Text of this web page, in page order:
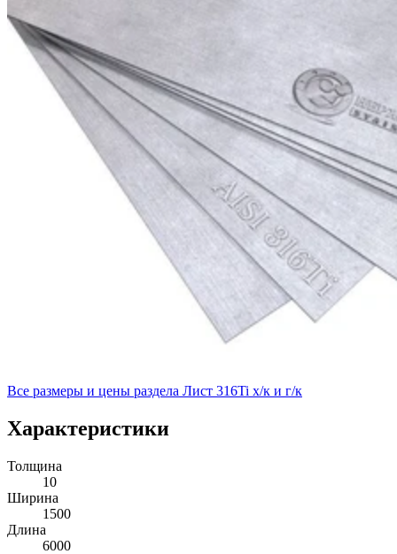
Все размеры и цены раздела Лист 316Ti х/к и г/к
Характеристики
Толщина
10
Ширина
1500
Длина
6000